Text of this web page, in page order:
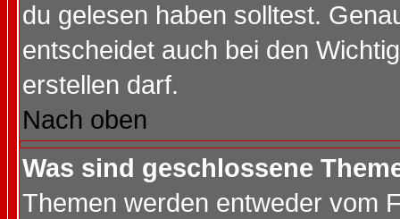
du gelesen haben solltest.
entscheidet auch bei den
erstellen darf.
Nach oben
Was sind geschlossene
Themen werden entweder vom